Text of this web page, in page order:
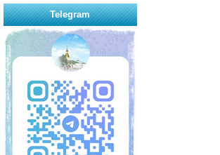
Telegram